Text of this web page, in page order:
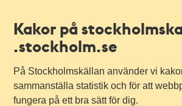
Kakor på
.stockholm.se
På Stockholmskällan använder vi
sammanställa statistik och för att
fungera på ett bra sätt för dig.